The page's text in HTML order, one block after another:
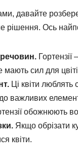
давайте
рішення. Ось
мають сил для
Ці квіти
важливих
обожнюють
Якщо обрізати
квіти.